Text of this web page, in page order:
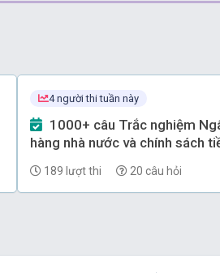
4 người thi tuần này
hàng nhà nước và chính sách
189 lượt thi 20 câu hỏi